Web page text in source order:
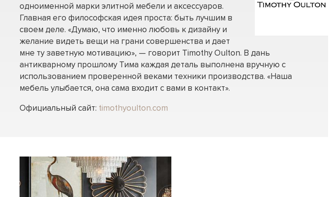
одноименной марки элитной мебели и аксессуаров.
Главная его философская идея проста: быть лучшим в
своем деле. «Думаю, что именно любовь к дизайну и
желание видеть вещи на грани совершенства и дает
мне ту заветную мотивацию», — говорит Timothy Oulton. В дань
антикварному прошлому Тима каждая деталь выполнена вручную с
использованием проверенной веками техники производства. «Наша
мебель улыбается, она сама входит с вами в контакт».
Официальный сайт: timothyoulton.com